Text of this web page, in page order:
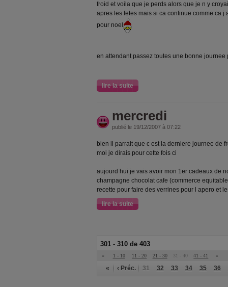
froid et voila que je perds alors que je n y
apres les fetes mais si ca continue comme ca
pour noel
en attendant passez toutes une bonne journee
lire la suite
mercredi
publié le 19/12/2007 à 07:22
bien il parrait que c est la derniere journee de
moi je dirais pour cette fois ci
aujourd hui je vais avoir mon 1er cadeaux de
champagne chocolat cafe (commerce
recette pour faire des verrines pour l apero et
lire la suite
301 - 310 de 403
« 1 - 10 11 - 20 21 - 30 31 - 40 41 - 41 »
« ‹ Préc. 31 32 33 34 35 36